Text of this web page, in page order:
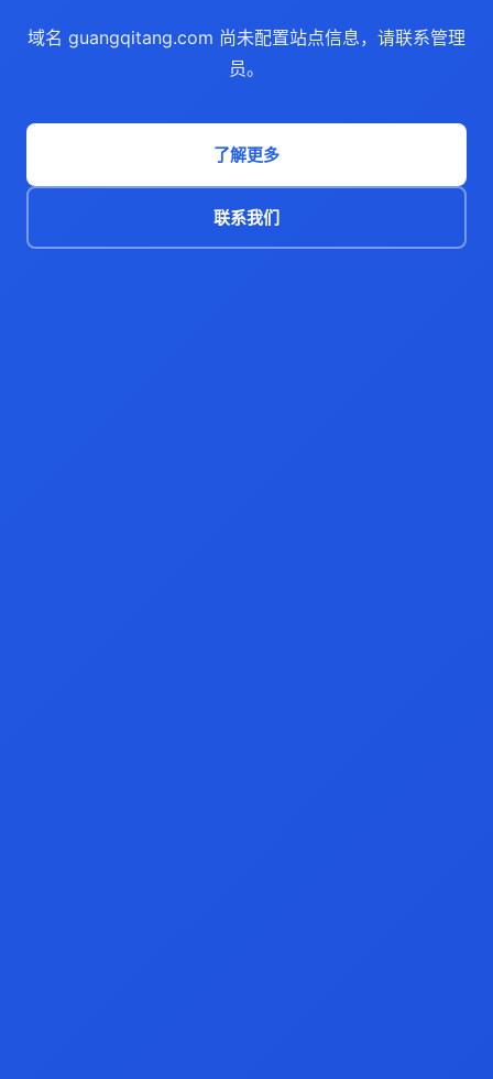
域名 guangqitang.com 尚未配置站点信息，请联系管理
员。
了解更多
联系我们